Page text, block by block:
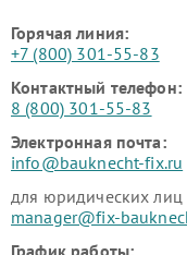
Горячая линия:
+7 (800) 301-55-83
Контактный телефон:
8 (800) 301-55-83
Электронная почта:
info@bauknecht-fix.ru
для юридических лиц
manager@fix-
График работы: